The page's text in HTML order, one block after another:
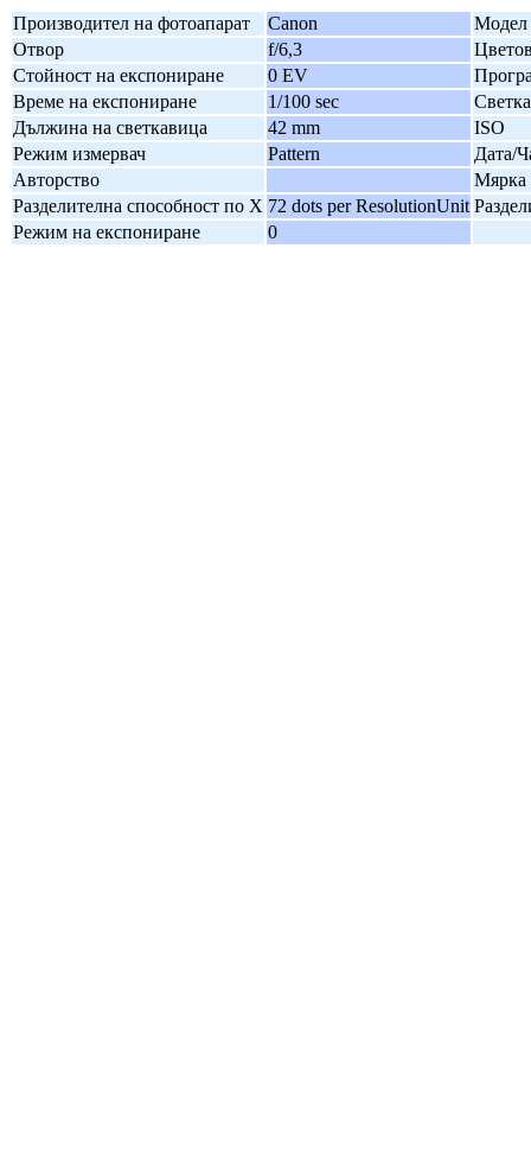
Производител на фотоапарат Canon
Модел
Отвор
f/6,3
Стойност на експониране
0 EV
Време на експониране
1/100 sec
Дължина на светкавица
42 mm
ISO
Режим измервач
Pattern
Дата/
Авторство
Мярка
Разделителна способност по X 72 dots per ResolutionUnit
Режим на експониране
0